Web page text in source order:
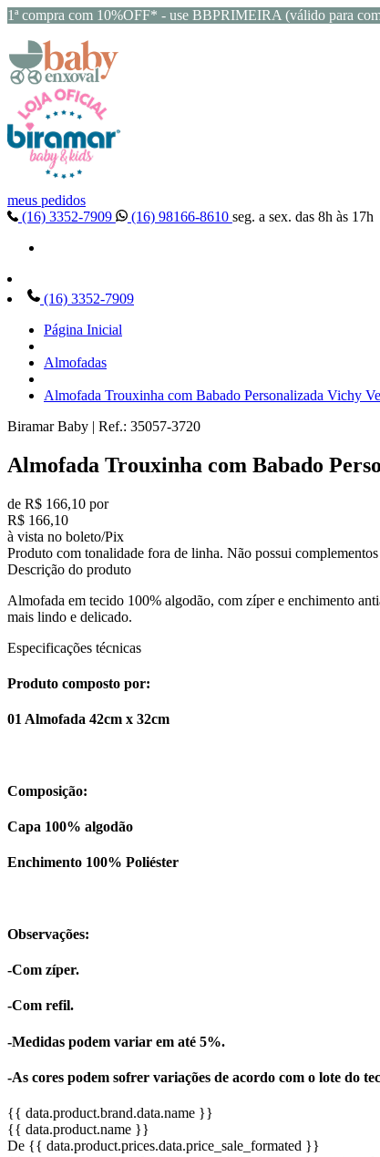
1ª compra com 10%OFF* - use BBPRIMEIRA (válido para
meus pedidos
(16) 3352-7909
(16) 98166-8610 seg. a sex. das 8h às 17h
(16) 3352-7909
Página Inicial
Almofadas
Almofada Trouxinha com Babado Personalizada Vichy
Biramar Baby | Ref.: 35057-3720
Almofada Trouxinha com Babado
de R$ 166,10 por
R$ 166,10
à vista no boleto/Pix
Produto com tonalidade fora de linha. Não possui
Descrição do produto
Almofada em tecido 100% algodão, com zíper e enchimento
mais lindo e delicado.
Especificações técnicas
Produto composto por:
01 Almofada 42cm x 32cm
Composição:
Capa 100% algodão
Enchimento 100% Poliéster
Observações:
-Com zíper.
-Com refil.
-Medidas podem variar em até 5%.
-As cores podem sofrer variações de acordo com o lote do
{{ data.product.brand.data.name }}
{{ data.product.name }}
De {{ data.product.prices.data.price_sale_formated }}